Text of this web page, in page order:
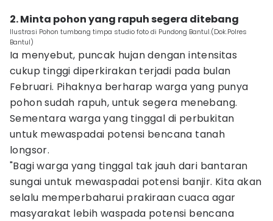
‎2. Minta pohon yang rapuh segera ditebang
Ilustrasi Pohon tumbang timpa studio foto di Pundong Bantul.(Dok.Polres
Bantul)
Ia menyebut, puncak hujan dengan intensitas
cukup tinggi diperkirakan terjadi pada bulan
Februari. Pihaknya berharap warga yang punya
pohon sudah rapuh, untuk segera menebang.
Sementara warga yang tinggal di perbukitan
untuk mewaspadai potensi bencana tanah
longsor.
"Bagi warga yang tinggal tak jauh dari bantaran
sungai untuk mewaspadai potensi banjir. Kita akan
selalu memperbaharui prakiraan cuaca agar
masyarakat lebih waspada potensi bencana